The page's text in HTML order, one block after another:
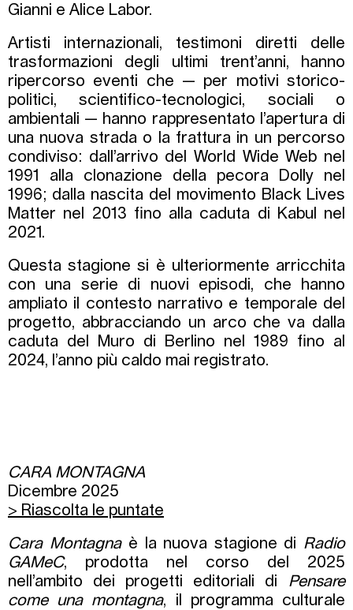
Gianni e Alice Labor.
Artisti internazionali, testimoni diretti delle
trasformazioni degli ultimi trent’anni, hanno
ripercorso eventi che — per motivi storico-
politici, scientifico-tecnologici, sociali o
ambientali — hanno rappresentato l’apertura di
una nuova strada o la frattura in un percorso
condiviso: dall’arrivo del World Wide Web nel
1991 alla clonazione della pecora Dolly nel
1996; dalla nascita del movimento Black Lives
Matter nel 2013 fino alla caduta di Kabul nel
2021.
Questa stagione si è ulteriormente arricchita
con una serie di nuovi episodi, che hanno
ampliato il contesto narrativo e temporale del
progetto, abbracciando un arco che va dalla
caduta del Muro di Berlino nel 1989 fino al
2024, l’anno più caldo mai registrato.
CARA MONTAGNA
Dicembre 2025
> Riascolta le puntate
Cara Montagnaè la nuova stagione di Radio
GAMeC, prodotta nel corso del 2025
nell’ambito dei progetti editoriali di Pensare
come una montagna, il programma culturale